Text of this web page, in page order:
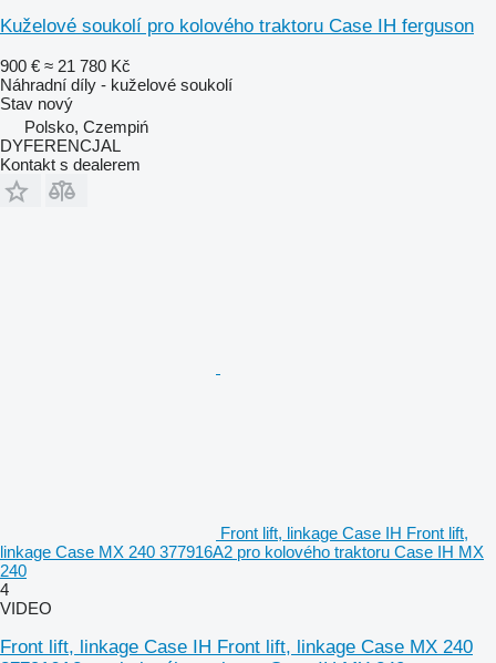
Kuželové soukolí pro kolového traktoru Case IH ferguson
900 € ≈ 21 780 Kč
Náhradní díly - kuželové soukolí
Stav nový
Polsko, Czempiń
DYFERENCJAL
Kontakt s dealerem
Front lift, linkage Case IH Front lift,
linkage Case MX 240 377916A2 pro kolového traktoru Case IH MX
240
4
VIDEO
Front lift, linkage Case IH Front lift, linkage Case MX 240